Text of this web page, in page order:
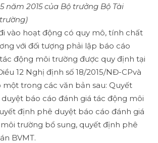
năm 2015 của Bộ trưởng Bộ Tài
vào hoạt động có quy mô, tính chất
với đối tượng phải lập báo cáo
động môi trường được quy định tại
12 Nghị định số 18/2015/NĐ-CPvà
một trong các văn bản sau: Quyết
báo cáo đánh giá tác động môi
định phê duyệt báo cáo đánh giá
trường bổ sung, quyết định phê
BVMT.